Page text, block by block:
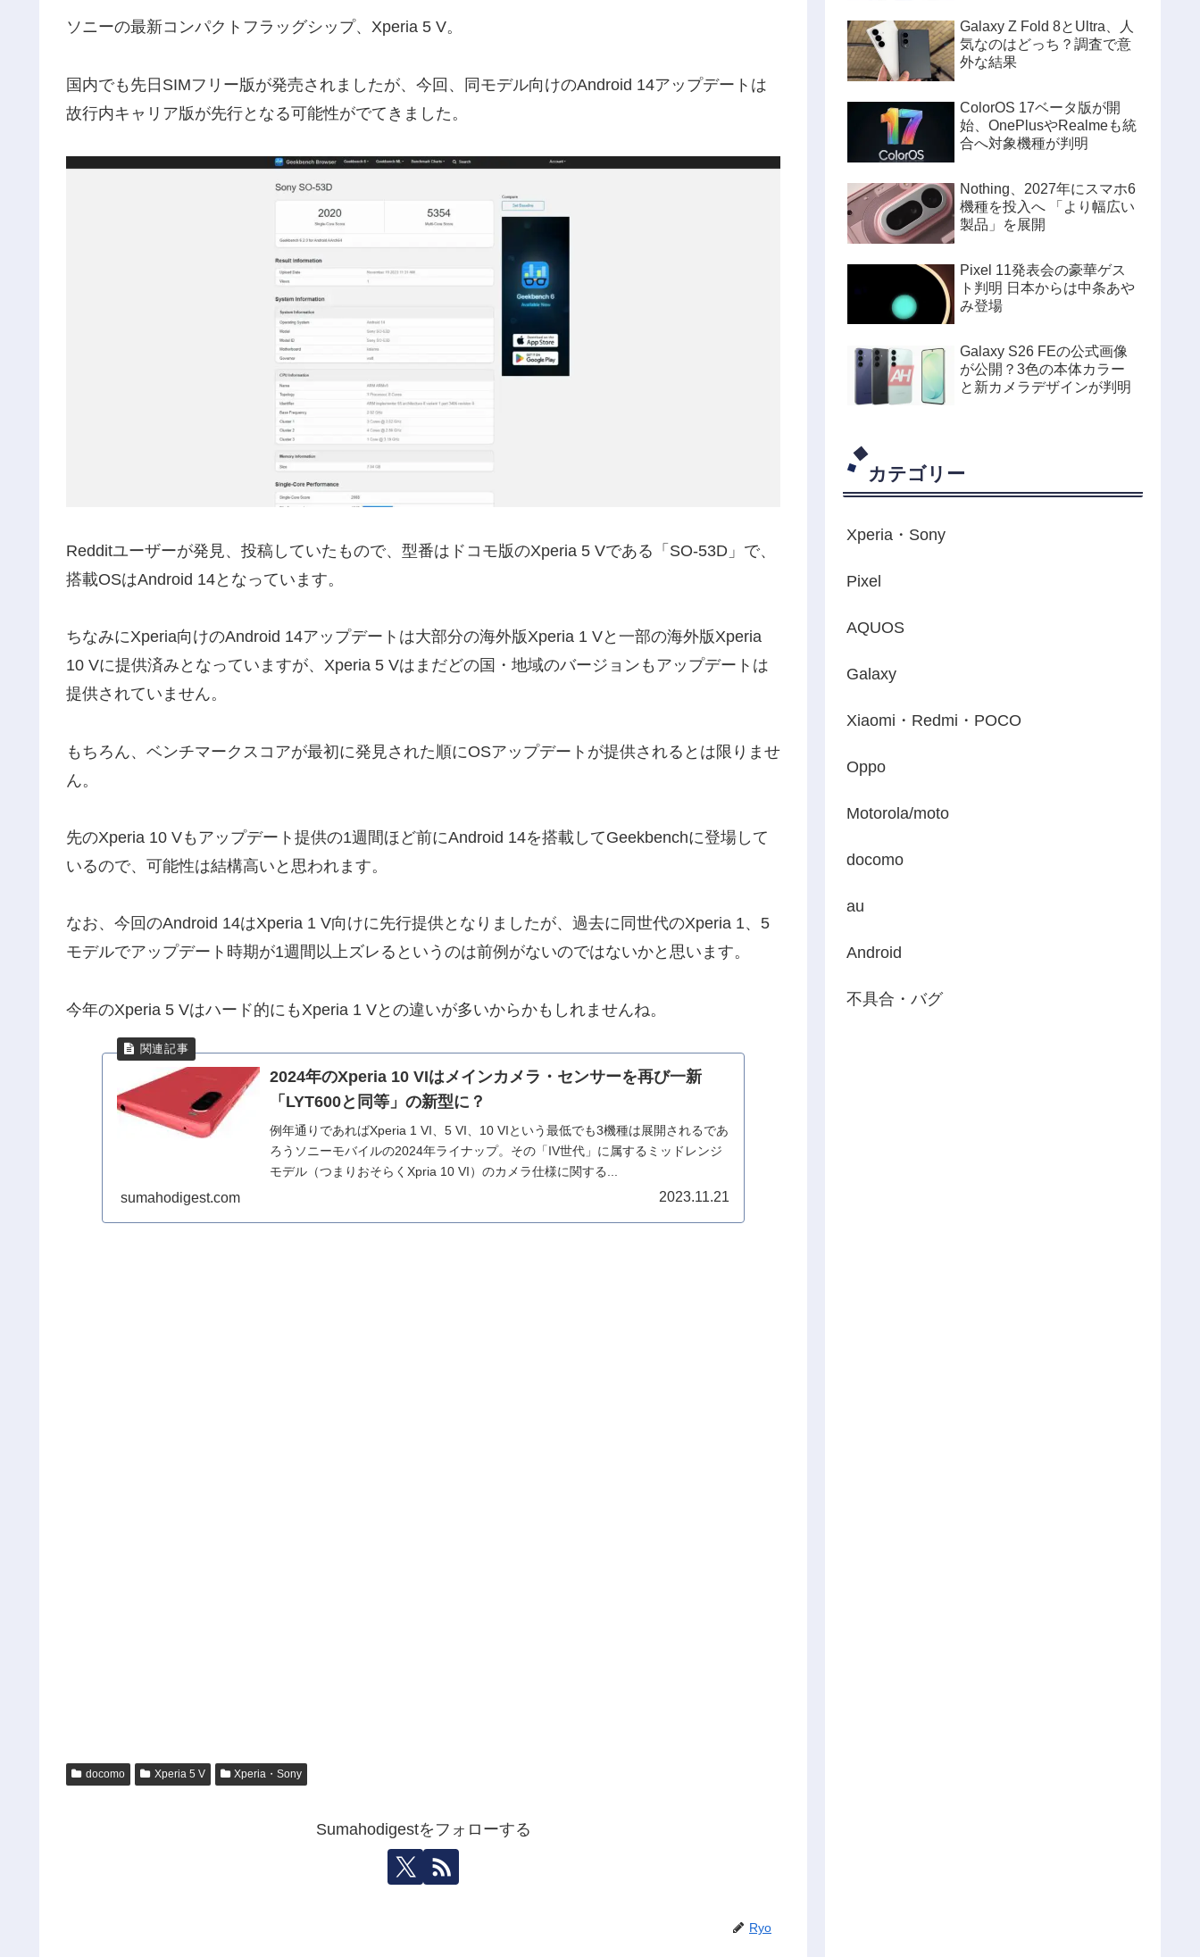
ソニーの最新コンパクトフラッグシップ、Xperia 5 V。
国内でも先日SIMフリー版が発売されましたが、今回、同モデル向けのAndroid 14アップデートは
故行内キャリア版が先行となる可能性がでてきました。
Redditユーザーが発見、投稿していたもので、型番はドコモ版のXperia 5 Vである「SO-53D」で、
搭載OSはAndroid 14となっています。
ちなみにXperia向けのAndroid 14アップデートは大部分の海外版Xperia 1 Vと一部の海外版Xperia
10 Vに提供済みとなっていますが、Xperia 5 Vはまだどの国・地域のバージョンもアップデートは
提供されていません。
もちろん、ベンチマークスコアが最初に発見された順にOSアップデートが提供されるとは限りませ
ん。
先のXperia 10 Vもアップデート提供の1週間ほど前にAndroid 14を搭載してGeekbenchに登場して
いるので、可能性は結構高いと思われます。
なお、今回のAndroid 14はXperia 1 V向けに先行提供となりましたが、過去に同世代のXperia 1、5
モデルでアップデート時期が1週間以上ズレるというのは前例がないのではないかと思います。
今年のXperia 5 Vはハード的にもXperia 1 Vとの違いが多いからかもしれませんね。
2024年のXperia 10 VIはメインカメラ・センサーを再び一新
「LYT600と同等」の新型に？
例年通りであればXperia 1 VI、5 VI、10 VIという最低でも3機種は展開されるであ
ろうソニーモバイルの2024年ライナップ。その「IV世代」に属するミッドレンジ
モデル（つまりおそらくXpria 10 VI）のカメラ仕様に関する...
sumahodigest.com 2023.11.21
docomo Xperia 5 V Xperia・Sony
Sumahodigestをフォローする
Ryo
Galaxy Z Fold 8とUltra、人
気なのはどっち？調査で意
外な結果
ColorOS 17ベータ版が開
始、OnePlusやRealmeも統
合へ対象機種が判明
Nothing、2027年にスマホ6
機種を投入へ 「より幅広い
製品」を展開
Pixel 11発表会の豪華ゲス
ト判明 日本からは中条あや
み登場
Galaxy S26 FEの公式画像
が公開？3色の本体カラー
と新カメラデザインが判明
カテゴリー
Xperia・Sony
Pixel
AQUOS
Galaxy
Xiaomi・Redmi・POCO
Oppo
Motorola/moto
docomo
au
Android
不具合・バグ